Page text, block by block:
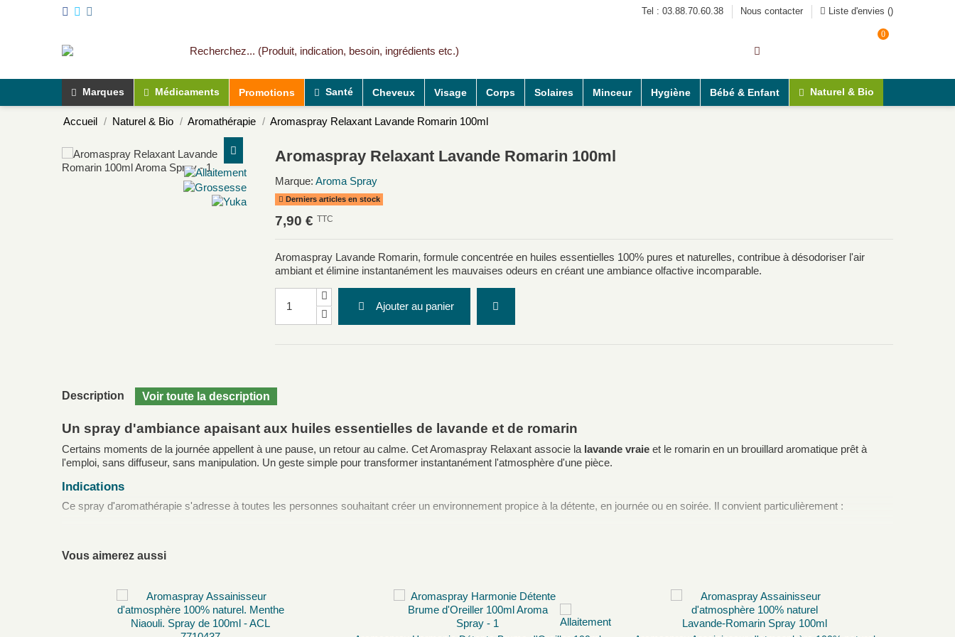
Tel : 03.88.70.60.38 Nous contacter Liste d'envies ()
0
Marques Médicaments Promotions Santé Cheveux Visage Corps Solaires Minceur Hygiène Bébé & Enfant Naturel & Bio
Accueil Naturel & Bio Aromathérapie Aromaspray Relaxant Lavande Romarin 100ml
Aromaspray Relaxant Lavande Romarin 100ml
Marque: Aroma Spray
Derniers articles en stock
7,90 € TTC
Aromaspray Lavande Romarin, formule concentrée en huiles essentielles 100% pures et naturelles, contribue à désodoriser l'air
ambiant et élimine instantanément les mauvaises odeurs en créant une ambiance olfactive incomparable.
Ajouter au panier
Description
Un spray d'ambiance apaisant aux huiles essentielles de lavande et de romarin
Certains moments de la journée appellent à une pause, un retour au calme. Cet Aromaspray Relaxant associe la lavande vraie et le romarin en un brouillard aromatique prêt à
l'emploi, sans diffuseur, sans manipulation. Un geste simple pour transformer instantanément l'atmosphère d'une pièce.
Indications
Ce spray d'aromathérapie s'adresse à toutes les personnes souhaitant créer un environnement propice à la détente, en journée ou en soirée. Il convient particulièrement :
Aux utilisateurs nomades : bureau, chambre d'hôtel, voiture — le format 100 ml facilite le transport
À vaporiser dans l'espace de vie, sur les textiles (oreillers, coussins, rideaux) ou en brume d'ambiance autour de soi, selon les préférences de chacun.
Vous aimerez aussi